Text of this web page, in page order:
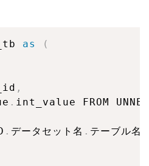
as
(
,
. int_value FROM
. データセット名 .